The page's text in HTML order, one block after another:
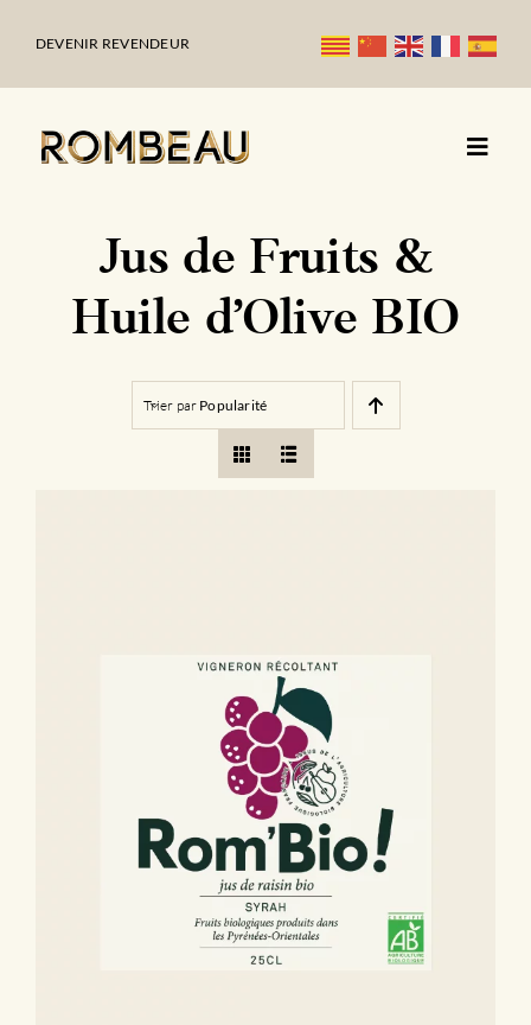
DEVENIR REVENDEUR
Jus de Fruits &
Huile d’Olive BIO
Trier par Popularité